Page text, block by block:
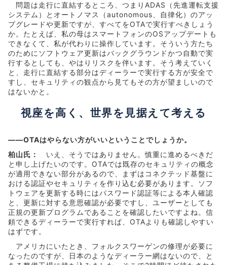
問題は走行に直結するところ、つまりADAS（先進運転支援
システム）とオートノマス（autonomous、自律化）のアッ
プグレードや更新ですが、すべてをOTAで実行すべきしょう
か。たとえば、私の母はスマートフォンのOSアップデートも
できなくて、私が代わりに操作しています。そういう方たち
のためにソフトウェア更新はバックグラウンドかつ自動で実
行するとしても、やはりリスクを伴います。そう考えていく
と、走行に直結する部分はディーラーで実行する方が安全で
すし、セキュリティの観点から見てもその方が望ましいので
はないかと。
視座を高く、世界を見据えて考える
――OTAはやらない方がいいということでしょうか。
柏山氏：
いえ、そうではありません。慎重に進めるべきだ
と申し上げたいのです。OTAでは既存のセキュリティの概念
が適用できない部分があるので、まずはコネクテッド基盤に
おける認証やセキュリティを作り込む必要があります。ソフ
トウェアを更新する時にはパスワード認証等による本人確認
と、更新に対する意思確認が必要ですし、ユーザーとしても
正規の更新プログラムであることを確認したいですよね。信
頼できるディーラーで実行すれば、OTAよりも確認しやすい
はずです。
アメリカにいたとき、フォルクスワーゲンの修理が必要に
なったのですが、日本のようなディーラー網はないので、と